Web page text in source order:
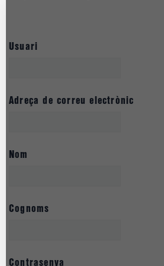
Usuari
Adreça de correu electrònic
Nom
Cognoms
Contrasenya